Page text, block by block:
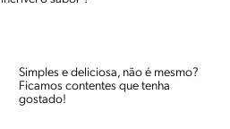
Simples e deliciosa, não é mesmo?
Ficamos contentes que tenha
gostado!